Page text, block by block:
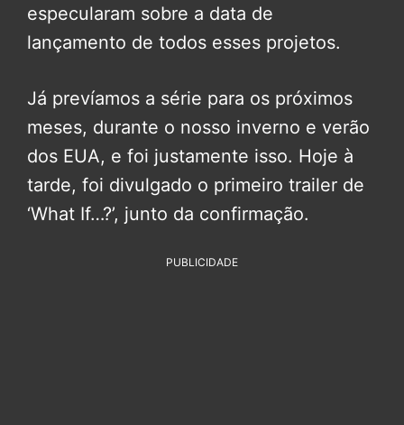
especularam sobre a data de
lançamento de todos esses projetos.
Já prevíamos a série para os próximos
meses, durante o nosso inverno e verão
dos EUA, e foi justamente isso. Hoje à
tarde, foi divulgado o primeiro trailer de
‘What If…?’, junto da confirmação.
PUBLICIDADE